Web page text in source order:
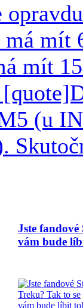
má
mít
(u
Jste
vám bude